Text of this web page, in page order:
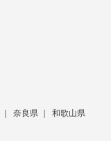
奈良県 和歌山県